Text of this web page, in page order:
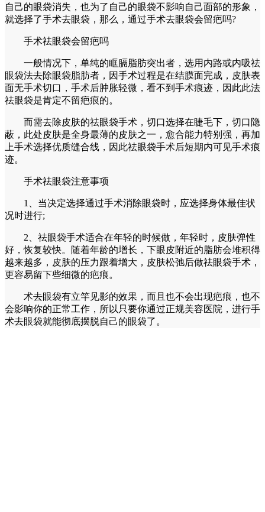
自己的眼袋消失，也为了自己的眼袋不影响自己面部的形象，
就选择了手术去眼袋，那么，通过手术去眼袋会留疤吗?
手术祛眼袋会留疤吗
一般情况下，单纯的眶膈脂肪突出者，选用内路或内吸祛
眼袋法去除眼袋脂肪者，因手术过程是在结膜面完成，皮肤表
面无手术切口，手术后肿胀轻微，看不到手术痕迹，因此此法
祛眼袋是肯定不留疤痕的。
而需去除皮肤的祛眼袋手术，切口选择在睫毛下，切口隐
蔽，此处皮肤是全身最薄的皮肤之一，愈合能力特别强，再加
上手术选择优质缝合线，因此祛眼袋手术后短期内可见手术痕
迹。
手术祛眼袋注意事项
1、当决定选择通过手术消除眼袋时，应选择身体最佳状
况时进行;
2、祛眼袋手术适合在年轻的时候做，年轻时，皮肤弹性
好，恢复较快。随着年龄的增长，下眼皮附近的脂肪会堆积得
越来越多，皮肤的压力跟着增大，皮肤松弛后做祛眼袋手术，
更容易留下些细微的疤痕。
术去眼袋有立竿见影的效果，而且也不会出现疤痕，也不
会影响你的正常工作，所以只要你通过正规美容医院，进行手
术去眼袋就能彻底摆脱自己的眼袋了。